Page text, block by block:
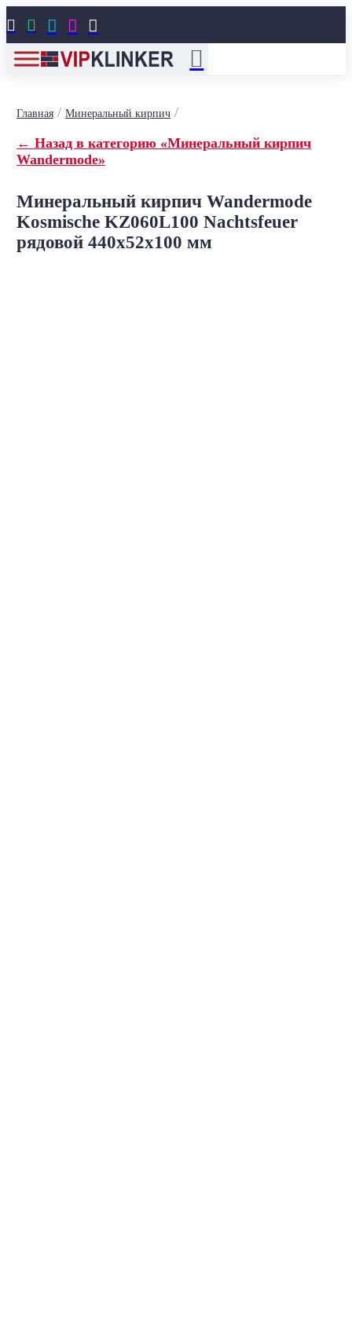
    
Главная/ Минеральный кирпич/
← Назад в категорию «Минеральный кирпич
Wandermode»
Минеральный кирпич Wandermode
Kosmische KZ060L100 Nachtsfeuer
рядовой 440x52x100 мм